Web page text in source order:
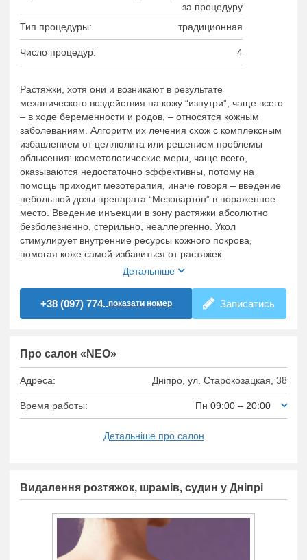
за процедуру
Тип процедуры:
традиционная
Число процедур: 4
Растяжки, хотя они и возникают в результате
механического воздействия на кожу “изнутри”, чаще всего
– в ходе беременности и родов, – относятся кожным
заболеваниям. Алгоритм их лечения схож с комплексным
избавлением от целлюлита или решением проблемы
облысения: косметологические меры, чаще всего,
оказываются недостаточно эффективны, потому на
помощь приходит мезотерапия, иначе говоря – введение
небольшой дозы препарата “Мезовартон” в пораженное
место. Введение инъекции в зону растяжки абсолютно
безболезненно, стерильно, неаллергенно. Укол
стимулирует внутренние ресурсы кожного покрова,
помогая коже самой избавиться от растяжек.
Детальніше
+38 (097) 774..показати номер Записатись
Про салон «NEO»
Адреса: Дніпро, ул. Старокозацкая, 38
Время работы: Пн 09:00 – 20:00
Детальніше про салон
Видалення розтяжок, шрамів, судин у Дніпрі